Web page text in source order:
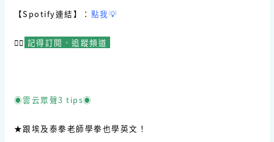
【Spotify連結】： 點我💡
☝🏻 記得訂閱．追蹤頻道
◉雲云眾聲3 tips◉
★跟埃及泰拳老師學拳也學英文！